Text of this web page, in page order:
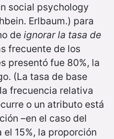
social psychology
Erlbaum.) para
de ignorar la tasa de
frecuente de los
presentó fue 80%, la
(La tasa de base
frecuencia relativa
o un atributo está
–en el caso del
15%, la proporción